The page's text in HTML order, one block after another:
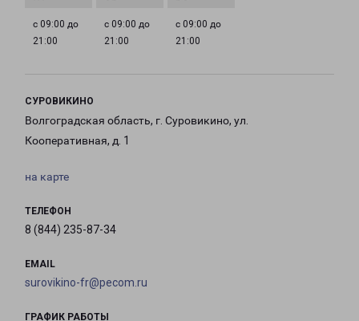
с 09:00 до
21:00
с 09:00 до
21:00
с 09:00 до
21:00
СУРОВИКИНО
Волгоградская область, г. Суровикино, ул.
Кооперативная, д. 1
на карте
ТЕЛЕФОН
8 (844) 235-87-34
EMAIL
surovikino-fr@pecom.ru
ГРАФИК РАБОТЫ